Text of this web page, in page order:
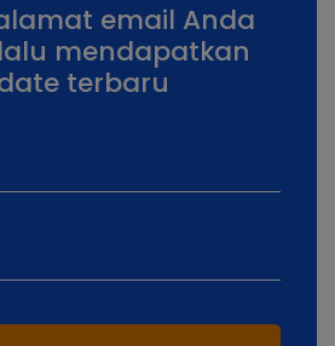
email Anda
mendapatkan
terbaru